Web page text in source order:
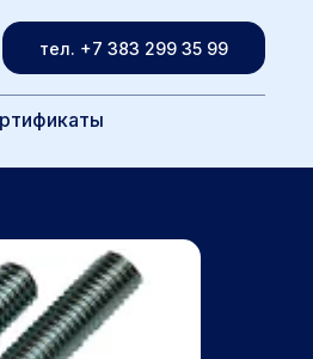
тел. +7 383 299 35 99